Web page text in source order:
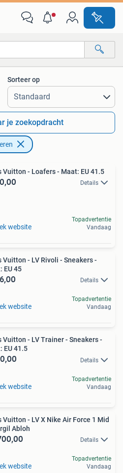
Sorteer op
je zoekopdracht
Vuitton - Loafers - Maat: EU 41.5
Details
website
Topadvertentie
Vandaag
Vuitton - LV Rivoli - Sneakers -
EU 45
Details
website
Topadvertentie
Vandaag
Vuitton - LV Trainer - Sneakers -
EU 41.5
Details
website
Topadvertentie
Vandaag
Vuitton - LV X Nike Air Force 1 Mid
Abloh
Details
website
Topadvertentie
Vandaag